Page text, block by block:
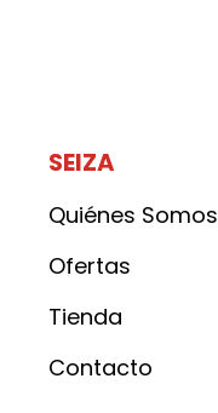
SEIZA
Quiénes Somos
Ofertas
Tienda
Contacto